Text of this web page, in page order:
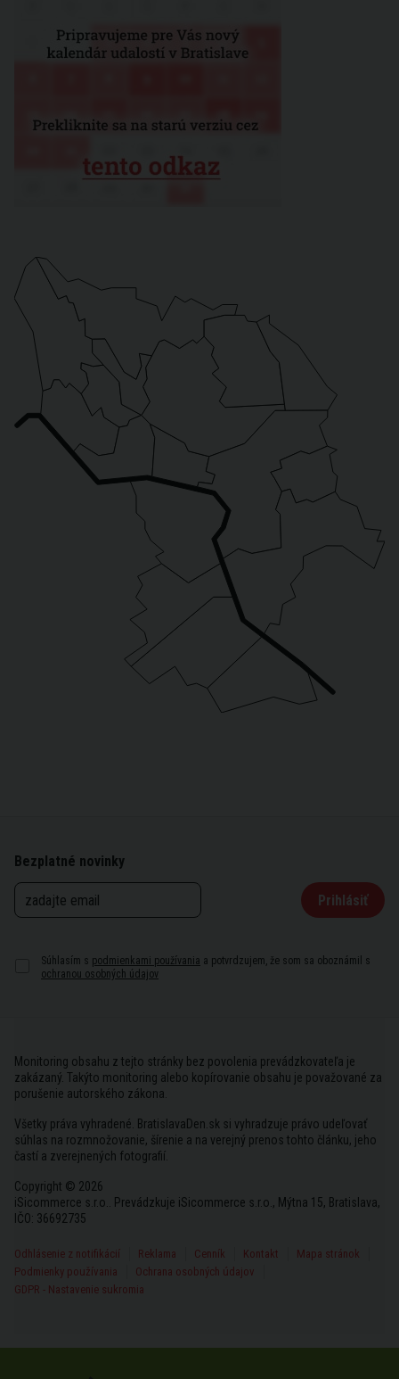
Bezplatné novinky
Prihlásiť
Súhlasím s podmienkami používania a potvrdzujem, že som sa oboznámil s
ochranou osobných údajov
Monitoring obsahu z tejto stránky bez povolenia prevádzkovateľa je
zakázaný. Takýto monitoring alebo kopírovanie obsahu je považované za
porušenie autorského zákona.
Všetky práva vyhradené. BratislavaDen.sk si vyhradzuje právo udeľovať
súhlas na rozmnožovanie, šírenie a na verejný prenos tohto článku, jeho
častí a zverejnených fotografií.
Copyright © 2026
iSicommerce s.r.o.. Prevádzkuje iSicommerce s.r.o., Mýtna 15, Bratislava,
IČO: 36692735
Odhlásenie z notifikácií Reklama Cenník Kontakt
Mapa stránok
Podmienky používania
Ochrana osobných údajov
GDPR - Nastavenie sukromia